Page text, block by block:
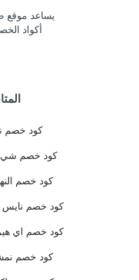
يساعد موقع
أكواد
كود خصم
كود خصم شي
كود خصم
كود خصم
كود خصم اي
كود خصم